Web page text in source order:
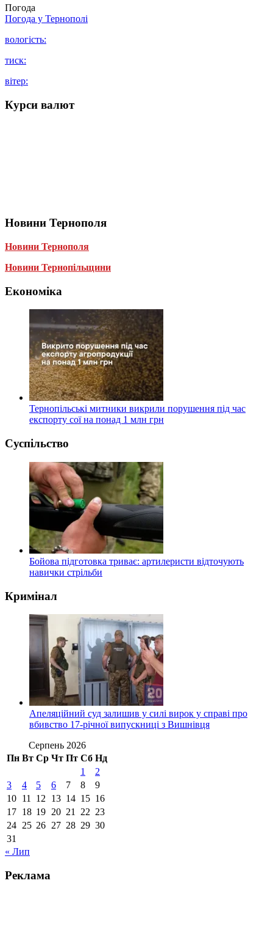
Погода
Погода у Тернополі
вологість:
тиск:
вітер:
Курси валют
Новини Тернополя
Новини Тернополя
Новини Тернопільщини
Економіка
Тернопільські митники викрили порушення під час
експорту сої на понад 1 млн грн
Суспільство
Бойова підготовка триває: артилеристи відточують
навички стрільби
Кримінал
Апеляційний суд залишив у силі вирок у справі про
вбивство 17-річної випускниці з Вишнівця
Серпень 2026
Пн Вт Ср Чт Пт Сб Нд
1
2
3
4 5 6 7 8
9
10 11 12 13 14 15 16
17 18 19 20 21 22 23
24 25 26 27 28 29 30
31
« Лип
Реклама